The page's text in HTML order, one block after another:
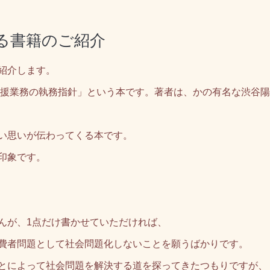
書籍のご紹介
介します。
業務の執務指針」という本です。著者は、かの有名な渋谷
いが伝わってくる本です。
象です。
、1点だけ書かせていただければ、
問題として社会問題化しないことを願うばかりです。
よって社会問題を解決する道を探ってきたつもりですが、